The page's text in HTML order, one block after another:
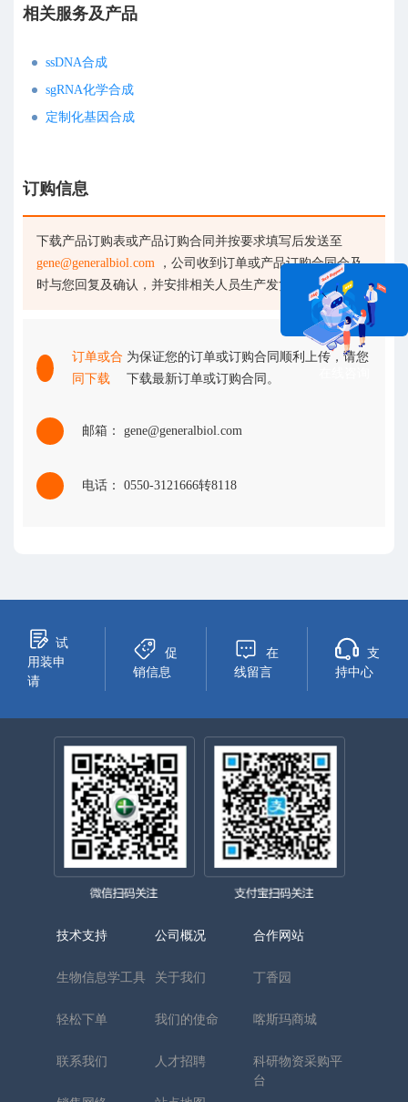
相关服务及产品
ssDNA合成
sgRNA化学合成
定制化基因合成
订购信息
下载产品订购表或产品订购合同并按要求填写后发送至
gene@generalbiol.com ，公司收到订单或产品订购合同会及
时与您回复及确认，并安排相关人员生产发货。
订单或合
同下载
为保证您的订单或订购合同顺利上传，请您
下载最新订单或订购合同。
邮箱： gene@generalbiol.com
电话： 0550-3121666转8118
试
用装申
请
促
销信息
在
线留言
支
持中心
技术支持
生物信息学工具
轻松下单
联系我们
公司概况
关于我们
我们的使命
人才招聘
合作网站
丁香园
喀斯玛商城
科研物资采购平
台